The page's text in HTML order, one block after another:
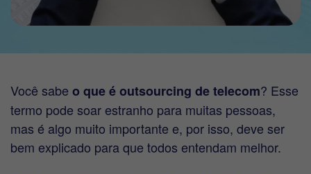
Você sabe o que é outsourcing de telecom? Esse
termo pode soar estranho para muitas pessoas,
mas é algo muito importante e, por isso, deve ser
bem explicado para que todos entendam melhor.